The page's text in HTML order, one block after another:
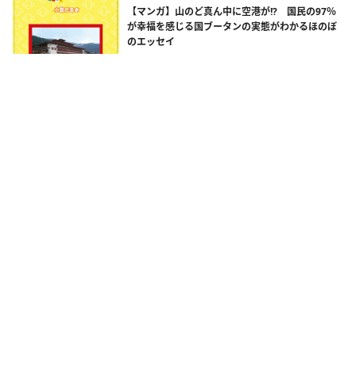
【マンガ】山のど真ん中に空港が!? 国民の97％
が幸福を感じる国ブータンの実態がわかるほのぼ
のエッセイ